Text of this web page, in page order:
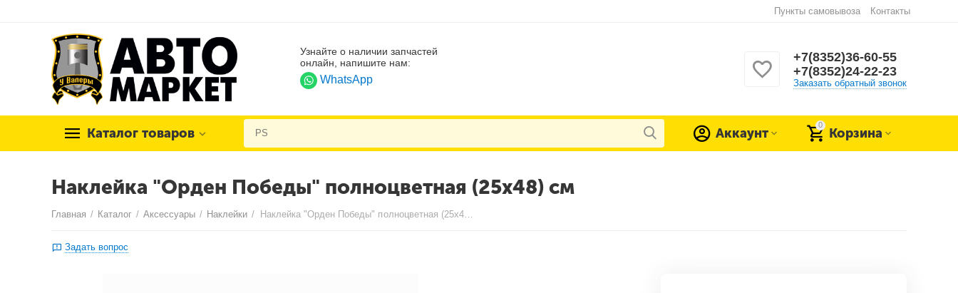
Пункты самовывоза Контакты
Узнайте о наличии запчастей
онлайн, напишите нам:
WhatsApp
+7(8352)36-60-55
+7(8352)24-22-23
Заказать обратный звонок
Каталог товаров
0
Корзина
Аккаунт
Наклейка "Орден Победы" полноцветная (25х48) см
Главная / Каталог / Аксессуары / Наклейки / Наклейка "Орден Победы" полноцветная (25х48) см
Задать вопрос